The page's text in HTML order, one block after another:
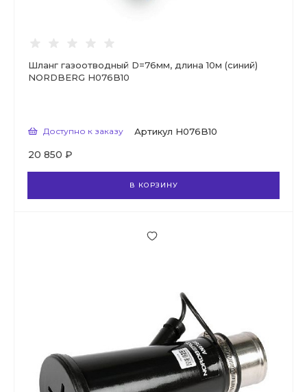
Шланг газоотводный D=76мм, длина 10м (синий)
NORDBERG H076B10
Доступно к заказу Артикул H076B10
20 850 ₽
В КОРЗИНУ